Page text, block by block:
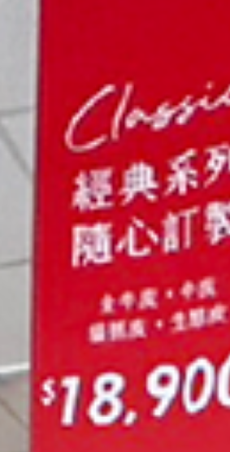
禮・購買床墊 贈「舒眠保潔墊」乙件 +
感，享受專屬的開幕好禮。 📍 NOVA 汐
新台五路一段97號3樓（iFG遠雄廣場）
圖】 https://share.google/
美 錯一公分，差一大步。 家具尺寸不合
這一步很重要——你的需求，我們都明白
費到府丈量服務 📏 專業人員上門 📏 精準
建議 讓家具從第一步就剛剛好。 👉 訂製
額，啟動你的理想居